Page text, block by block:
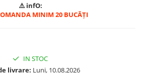
⚠️ infO:
MINIM 20 BUCĀȚI
IN STOC
livrare: Luni, 10.08.2026